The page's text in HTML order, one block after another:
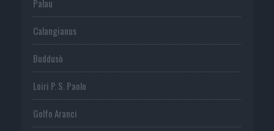
Palau
Calangianus
Buddusò
Loiri P. S. Paolo
Golfo Aranci